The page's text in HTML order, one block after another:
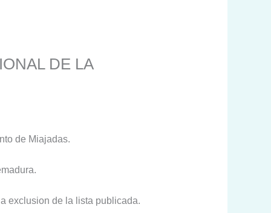
DE LA
de Miajadas.
exclusion de la lista publicada.